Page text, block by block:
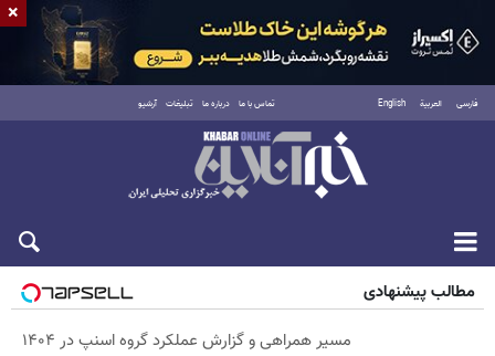
فارسی العربية English تماس با ما درباره ما تبلیغات آرشیو
پنجشنبه ۱۵ مرداد ۱۴۰۵
مطالب پیشنهادی
مسیر همراهی و گزارش عملکرد گروه اسنپ در ۱۴۰۴
×